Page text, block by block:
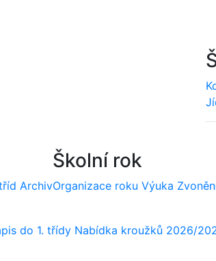
Archiv
Školní rok
Organizace roku Výuka
do 1. třídy Nabídka kroužků 2026/